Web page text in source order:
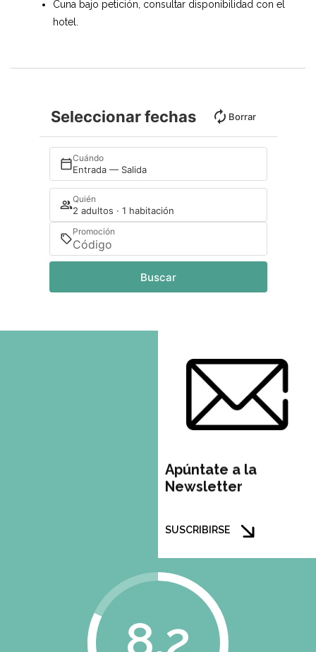
Cuna bajo petición, consultar disponibilidad con el
hotel.
Seleccionar fechas Borrar
Cuándo
Entrada — Salida
Quién
2 adultos · 1 habitación
Promoción
Buscar
Apúntate a la
Newsletter
SUSCRIBIRSE
8.2